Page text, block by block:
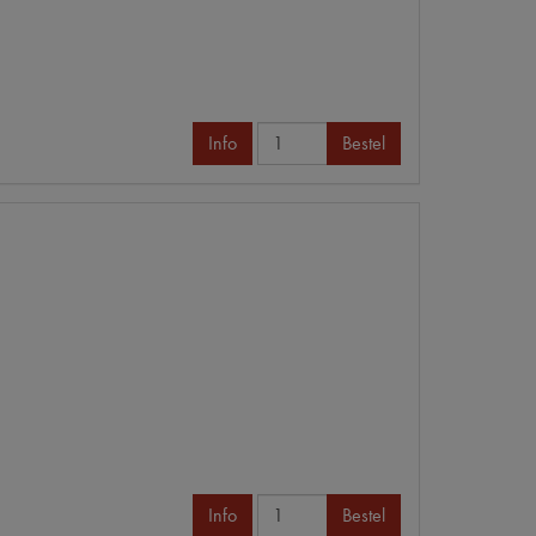
Info
Bestel
Info
Bestel